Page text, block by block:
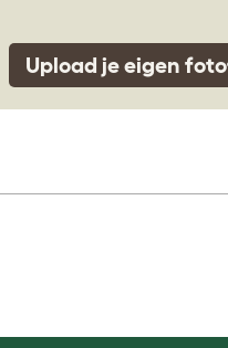
Upload je eigen foto